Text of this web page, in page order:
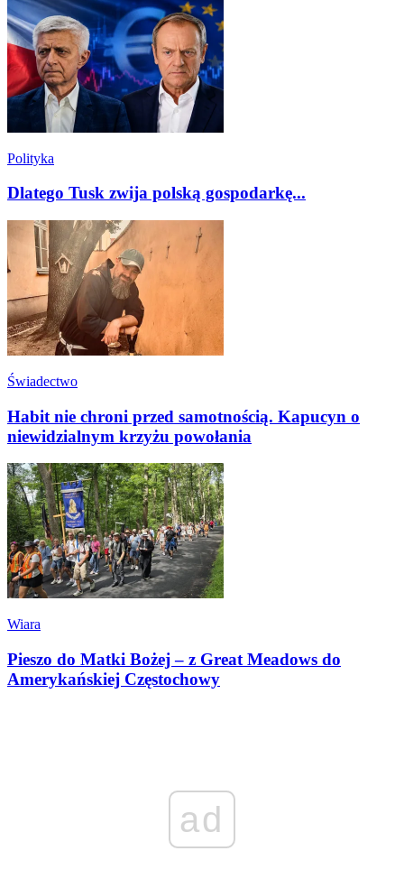
Polityka
Dlatego Tusk zwija polską gospodarkę...
Świadectwo
Habit nie chroni przed samotnością. Kapucyn o
niewidzialnym krzyżu powołania
Wiara
Pieszo do Matki Bożej – z Great Meadows do
Amerykańskiej Częstochowy
ad